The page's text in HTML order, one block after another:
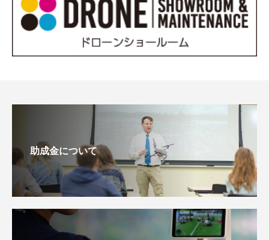
助成金について